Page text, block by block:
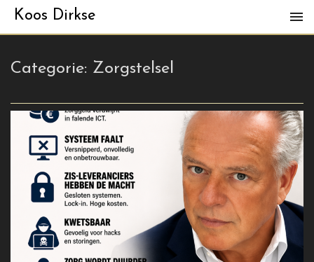
Koos Dirkse
Categorie: Zorgstelsel